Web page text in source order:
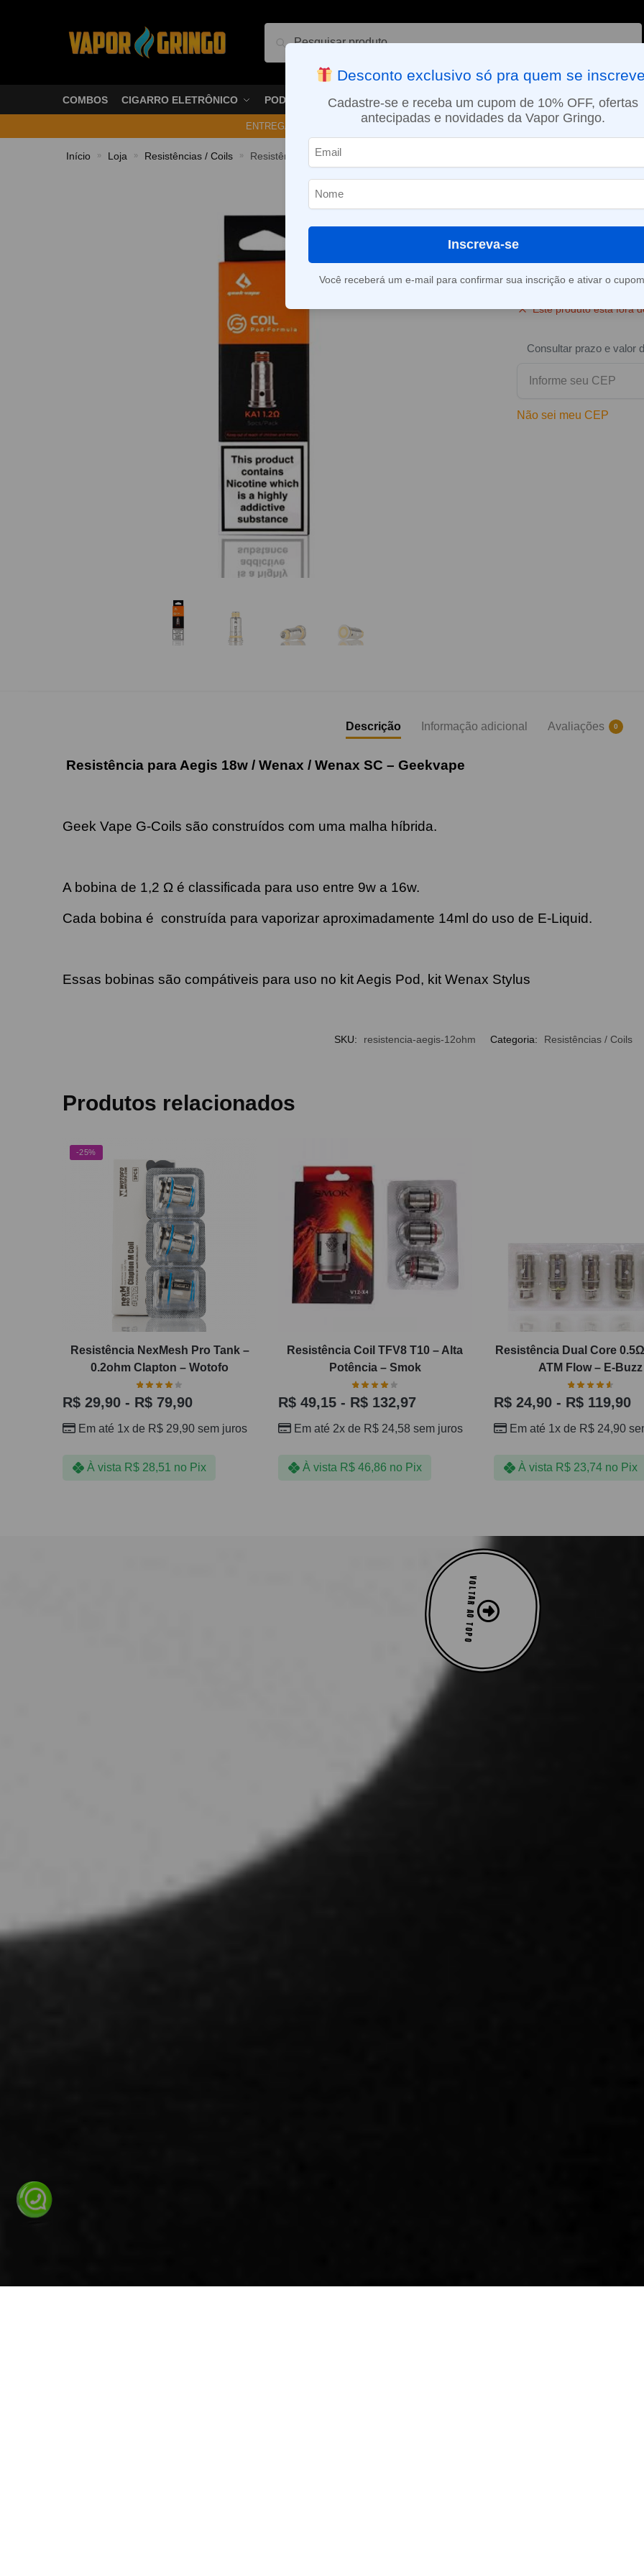
Pesquisar
COMBOS CIGARRO ELETRÔNICO PODS VAPORIZADOR DE ERVAS E-LIQUÍDOS NICOTINA ORAL
ENTREGA NO MESMO DIA EM SÃO PAULO (SEG A SEX): PEDIDOS APROVADOS ATÉ
Início » Loja » Resistências / Coils » Resistência / Coil 1.2ohm KA1 para Pod Aegis 18w / Wenax / Wenax SC – Geekvape
Resistência /
KA1 para Pod
Wenax /
Geekvape
Este produto está fora
Consultar prazo e valor
Não sei meu CEP
Descrição Informação adicional Avaliações 0
Resistência para Aegis 18w / Wenax / Wenax SC –Geekvape
Geek Vape G-Coils são construídos com uma malha híbrida.
A bobina de 1,2 Ω é classificada para uso entre 9w a 16w.
Cada bobina é construída para vaporizar aproximadamente 14ml do uso de E-Liquid.
Essas bobinas são compátiveis para uso no kit Aegis Pod, kit Wenax Stylus
SKU: resistencia-aegis-12ohm Categoria: Resistências / Coils
Produtos relacionados
-25%
Resistência NexMesh Pro Tank –
0.2ohm Clapton – Wotofo
R$ 29,90 - R$ 79,90
Em até 1x de R$ 29,90 sem juros
À vista R$28,51 no Pix
Resistência Coil TFV8 T10 – Alta
Potência – Smok
R$ 49,15 - R$ 132,97
Em até 2x de R$ 24,58 sem juros
À vista R$46,86 no Pix
Resistência Dual Core
ATM Flow – E-Buzz
R$24,90 - R$119,90
Em até 1x de R$24,90
À vista R$23,74 no Pix
VOLTAR AO TOPO
Desconto exclusivo só pra quem se
Cadastre-se e receba um cupom de 10% OFF, ofertas
antecipadas e novidades da Vapor Gringo.
Inscreva-se
Você receberá um e-mail para confirmar sua inscrição e ativar o